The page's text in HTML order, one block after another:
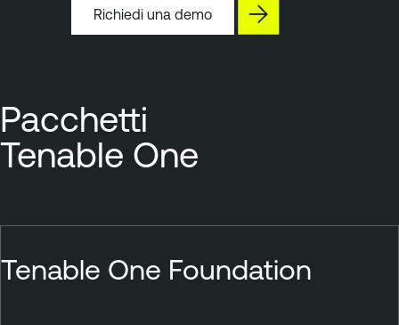
Richiedi una demo
Pacchetti
Tenable One
Tenable One Foundation